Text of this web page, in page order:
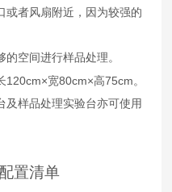
或者风扇附近，因为较强的
空间进行样品处理。
120cm×宽80cm×高75cm 。
及样品处理实验台亦可使用
置清单